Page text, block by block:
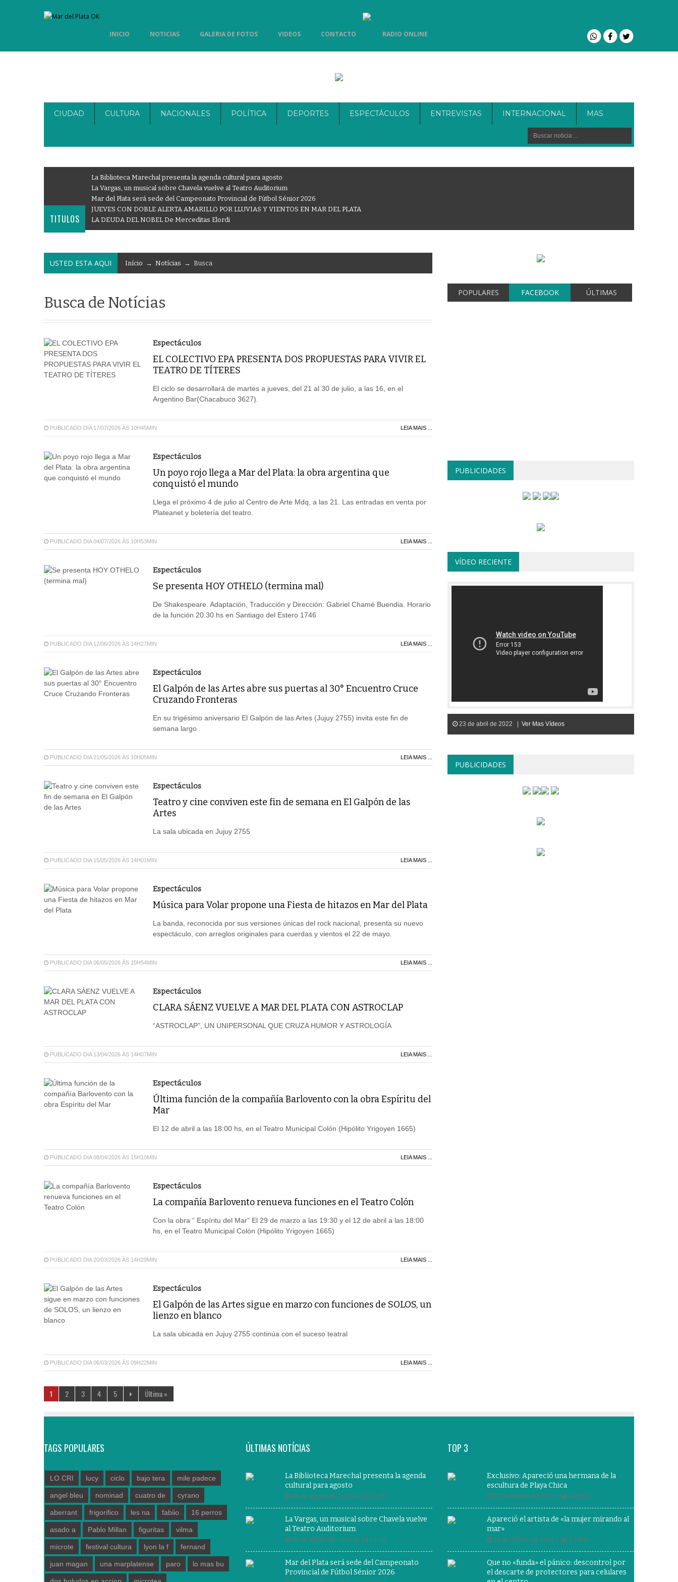
INICIO NOTICIAS GALERIA DE FOTOS VIDEOS CONTACTO RADIO ONLINE
CIUDAD CULTURA NACIONALES POLÍTICA DEPORTES ESPECTÁCULOS ENTREVISTAS INTERNACIONAL MAS
TITULOS
La Biblioteca Marechal presenta la agenda cultural para agosto
La Vargas, un musical sobre Chavela vuelve al Teatro Auditorium
Mar del Plata será sede del Campeonato Provincial de Fútbol Sénior 2026
JUEVES CON DOBLE ALERTA AMARILLO POR LLUVIAS Y VIENTOS EN MAR DEL PLATA
LA DEUDA DEL NOBEL De Merceditas Elordi
USTED ESTA AQUI Início → Notícias → Busca
Busca de Notícias
Espectáculos
EL COLECTIVO EPA PRESENTA DOS PROPUESTAS PARA VIVIR EL
TEATRO DE TÍTERES
El ciclo se desarrollará de martes a jueves, del 21 al 30 de julio, a las 16, en el
Argentino Bar(Chacabuco 3627).
PUBLICADO DIA 17/07/2026 ÀS 10H45MIN LEIA MAIS ...
Espectáculos
Un poyo rojo llega a Mar del Plata: la obra argentina que
conquistó el mundo
Llega el próximo 4 de julio al Centro de Arte Mdq, a las 21. Las entradas en venta por
Plateanet y boletería del teatro.
PUBLICADO DIA 04/07/2026 ÀS 10H53MIN LEIA MAIS ...
Espectáculos
Se presenta HOY OTHELO (termina mal)
De Shakespeare. Adaptación, Traducción y Dirección: Gabriel Chamé Buendia. Horario
de la función 20.30 hs en Santiago del Estero 1746
PUBLICADO DIA 12/06/2026 ÀS 14H27MIN LEIA MAIS ...
Espectáculos
El Galpón de las Artes abre sus puertas al 30° Encuentro Cruce
Cruzando Fronteras
En su trigésimo aniversario El Galpón de las Artes (Jujuy 2755) invita este fin de
semana largo
PUBLICADO DIA 21/05/2026 ÀS 10H05MIN LEIA MAIS ...
Espectáculos
Teatro y cine conviven este fin de semana en El Galpón de las
Artes
La sala ubicada en Jujuy 2755
PUBLICADO DIA 15/05/2026 ÀS 14H01MIN LEIA MAIS ...
Espectáculos
Música para Volar propone una Fiesta de hitazos en Mar del Plata
La banda, reconocida por sus versiones únicas del rock nacional, presenta su nuevo
espectáculo, con arreglos originales para cuerdas y vientos el 22 de mayo.
PUBLICADO DIA 06/05/2026 ÀS 10H54MIN LEIA MAIS ...
Espectáculos
CLARA SÁENZ VUELVE A MAR DEL PLATA CON ASTROCLAP
“ASTROCLAP”, UN UNIPERSONAL QUE CRUZA HUMOR Y ASTROLOGÍA
PUBLICADO DIA 13/04/2026 ÀS 14H07MIN LEIA MAIS ...
Espectáculos
Última función de la compañía Barlovento con la obra Espíritu del
Mar
El 12 de abril a las 18:00 hs, en el Teatro Municipal Colón (Hipólito Yrigoyen 1665)
PUBLICADO DIA 08/04/2026 ÀS 15H10MIN LEIA MAIS ...
Espectáculos
La compañía Barlovento renueva funciones en el Teatro Colón
Con la obra “ Espíritu del Mar” El 29 de marzo a las 19:30 y el 12 de abril a las 18:00
hs, en el Teatro Municipal Colón (Hipólito Yrigoyen 1665)
PUBLICADO DIA 20/03/2026 ÀS 14H29MIN LEIA MAIS ...
Espectáculos
El Galpón de las Artes sigue en marzo con funciones de SOLOS, un
lienzo en blanco
La sala ubicada en Jujuy 2755 continúa con el suceso teatral
PUBLICADO DIA 06/03/2026 ÀS 09H22MIN LEIA MAIS ...
1 2 3 4 5 Última »
POPULARES FACEBOOK ÚLTIMAS
PUBLICIDADES
VÍDEO RECIENTE
23 de abril de 2022 | Ver Mas Vídeos
PUBLICIDADES
TAGS POPULARES
LO CRI lucy ciclo bajo tera mile padece
angel bleu nominad cuatro de cyrano
aberrant frigorifico les na fabiio 16 perros
asado a Pablo Millan figuritas vilma
microte festival cultura lyon la f fernand
juan magan una marplatense paro lo mas bu
ÚLTIMAS NOTÍCIAS
La Biblioteca Marechal presenta la agenda
cultural para agosto
06 de agosto de 2026 às 19:20:45
La Vargas, un musical sobre Chavela vuelve
al Teatro Auditorium
06 de agosto de 2026 às 19:19:12
Mar del Plata será sede del Campeonato
Provincial de Fútbol Sénior 2026
TOP 3
Exclusivo: Apareció una hermana de la
escultura de Playa Chica
17 de febrero de 2021 | 299553
Apareció el artista de «la mujer mirando al
mar»
19 de febrero de 2021 | 177633
Que no «funda» el pánico: descontrol por
el descarte de protectores para celulares